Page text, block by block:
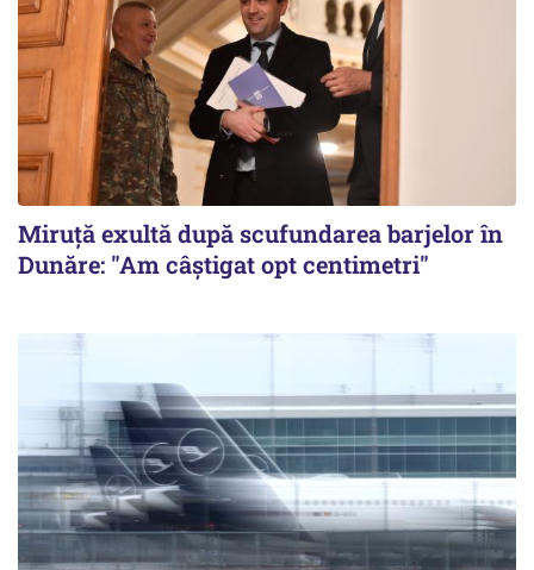
Miruță exultă după scufundarea barjelor în
Dunăre: "Am câștigat opt centimetri"